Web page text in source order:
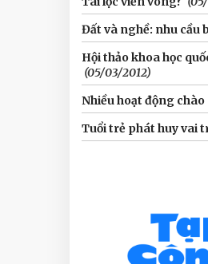
Đất và nghề: nhu cầu
Hội thảo khoa học
(05/03/2012)
Nhiều hoạt động
Tuổi trẻ phát huy vai